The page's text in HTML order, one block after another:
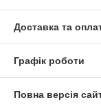
Доставка та
Графік роботи
Повна версія